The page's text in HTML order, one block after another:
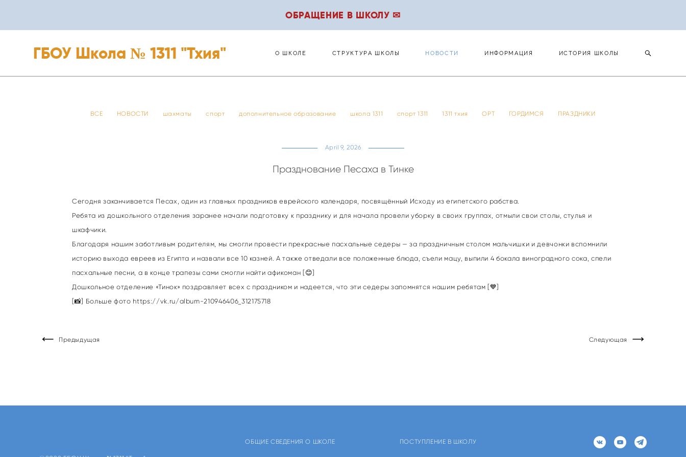
ОБРАЩЕНИЕ В ШКОЛУ ✉
ГБОУ Школа № 1311 "Тхия" О ШКОЛЕ СТРУКТУРА ШКОЛЫ НОВОСТИ ИНФОРМАЦИЯ ИСТОРИЯ ШКОЛЫ
ВСЕ НОВОСТИ шахматы спорт дополнительное образование школа 1311 спорт 1311 1311 тхия ОРТ ГОРДИМСЯ ПРАЗДНИКИ
April 9, 2026
Празднование Песаха в Тинке
Сегодня заканчивается Песах, один из главных праздников еврейского календаря, посвящённый Исходу из египетского рабства.
Ребята из дошкольного отделения заранее начали подготовку к празднику и для начала провели уборку в своих группах, отмыли свои столы, стулья и
шкафчики.
Благодаря нашим заботливым родителям, мы смогли провести прекрасные пасхальные седеры — за праздничным столом мальчишки и девчонки вспомнили
историю выхода евреев из Египта и назвали все 10 казней. А также отведали все положенные блюда, съели мацу, выпили 4 бокала виноградного сока, спели
пасхальные песни, а в конце трапезы сами смогли найти афикоман [😊]
Дошкольное отделение «Тинок» поздравляет всех с праздником и надеется, что эти седеры запомнятся нашим ребятам [💙]
[📸] Больше фото https://vk.ru/album-210946406_312175718
Предыдущая Следующая
ОБЩИЕ СВЕДЕНИЯ О ШКОЛЕ ПОСТУПЛЕНИЕ В ШКОЛУ